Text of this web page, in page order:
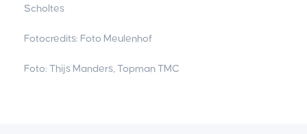
Scholtes
Fotocredits: Foto Meulenhof
Foto: Thijs Manders, Topman TMC